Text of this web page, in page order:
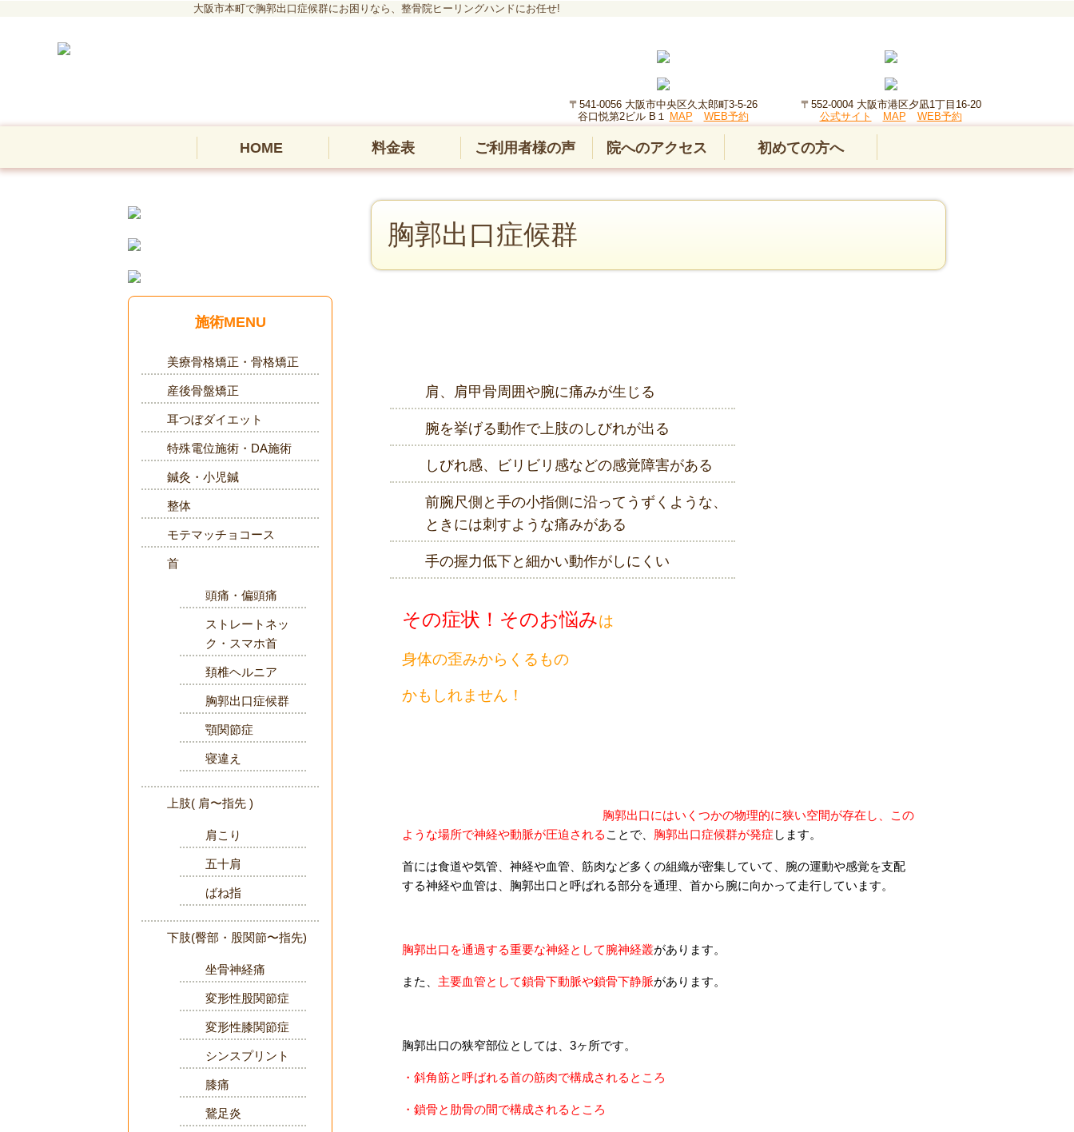
大阪市本町で胸郭出口症候群にお困りなら、整骨院ヒーリングハンドにお任せ!
〒541-0056 大阪市中央区久太郎町3-5-26
谷口悦第2ビル B１ MAP WEB予約
〒552‐0004 大阪市港区夕凪1丁目16‐20
公式サイト
MAP WEB予約
HOME 料金表 ご利用者様の声 院へのアクセス 初めての方へ
胸郭出口症候群
肩、肩甲骨周囲や腕に痛みが生じる
腕を挙げる動作で上肢のしびれが出る
しびれ感、ビリビリ感などの感覚障害がある
前腕尺側と手の小指側に沿ってうずくような、
ときには刺すような痛みがある
手の握力低下と細かい動作がしにくい
その症状！そのお悩みは
身体の歪みからくるもの
かもしれません！
胸郭出口にはいくつかの物理的に狭い空間が存在し、この
ような場所で神経や動脈が圧迫される ことで、 胸郭出口症候群が発症 します。
首には食道や気管、神経や血管、筋肉など多くの組織が密集していて、腕の運動や感覚を支配
する神経や血管は、胸郭出口と呼ばれる部分を通理、首から腕に向かって走行しています。
胸郭出口を通過する重要な神経として腕神経叢があります。
また、 主要血管として鎖骨下動脈や鎖骨下静脈があります。
胸郭出口の狭窄部位としては、3ヶ所です。
・斜角筋と呼ばれる首の筋肉で構成されるところ
・鎖骨と肋骨の間で構成されるところ
施術MENU
美療骨格矯正・骨格矯正
産後骨盤矯正
耳つぼダイエット
特殊電位施術・DA施術
鍼灸・小児鍼
整体
モテマッチョコース
首
頭痛・偏頭痛
ストレートネッ
ク・スマホ首
頚椎ヘルニア
胸郭出口症候群
顎関節症
寝違え
上肢( 肩〜指先 )
肩こり
五十肩
ばね指
下肢(臀部・股関節〜指先)
坐骨神経痛
変形性股関節症
変形性膝関節症
シンスプリント
膝痛
鵞足炎